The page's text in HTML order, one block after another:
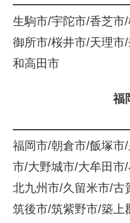
生駒市/宇陀市/香芝市
御所市/桜井市/天理市
和高田市
福
福岡市/朝倉市/飯塚市/
市/大野城市/大牟田市
北九州市/久留米市/古
筑後市/筑紫野市/築上